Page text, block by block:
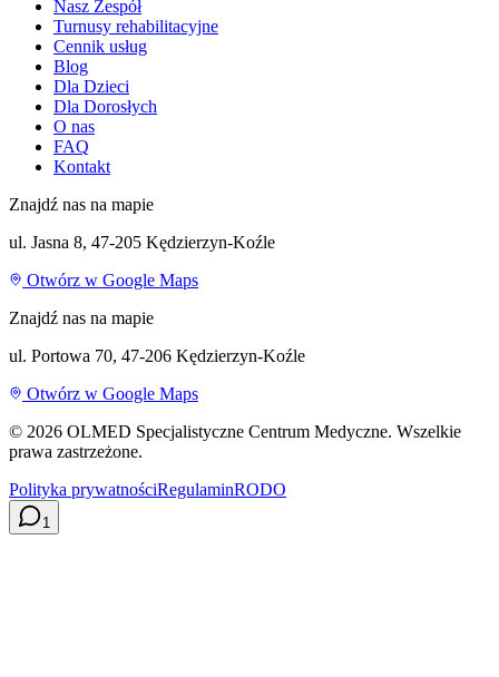
Nasz Zespół
Turnusy rehabilitacyjne
Cennik usług
Blog
Dla Dzieci
Dla Dorosłych
O nas
FAQ
Kontakt
Znajdź nas na mapie
ul. Jasna 8, 47-205 Kędzierzyn-Koźle
Otwórz w Google Maps
Znajdź nas na mapie
ul. Portowa 70, 47-206 Kędzierzyn-Koźle
Otwórz w Google Maps
© 2026 OLMED Specjalistyczne Centrum Medyczne. Wszelkie
prawa zastrzeżone.
Polityka prywatnościRegulaminRODO
1